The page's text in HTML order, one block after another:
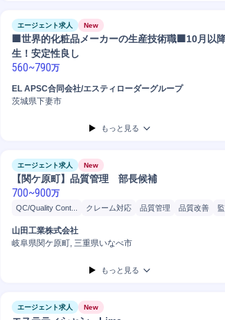
エージェント求人 New
🟧世界的化粧品メーカーの生産技術職🟧10月以
生！安定性良し
560~790万
EL APSC合同会社/エスティローダーグループ
茨城県下妻市
もっと見る
エージェント求人 New
【関ケ原町】品質管理 部長候補
700~900万
QC/Quality Cont... クレーム対応 品質管理 品質改善
QA/Quality Assu...
製品クレーム対応
QC工程表作成
山田工業株式会社
岐阜県関ケ原町, 三重県いなべ市
もっと見る
エージェント求人 New